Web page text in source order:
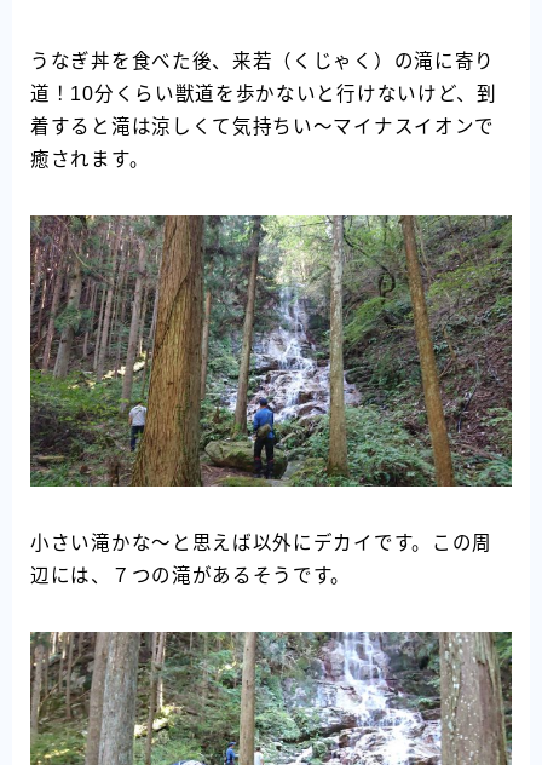
うなぎ丼を食べた後、来若（くじゃく）の滝に寄り
道！10分くらい獣道を歩かないと行けないけど、到
着すると滝は涼しくて気持ちい～マイナスイオンで
癒されます。
小さい滝かな～と思えば以外にデカイです。この周
辺には、７つの滝があるそうです。